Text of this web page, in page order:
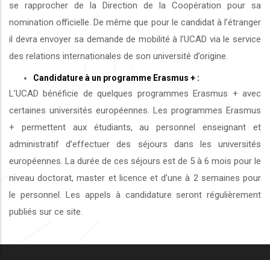
se rapprocher de la Direction de la Coopération pour sa
nomination officielle. De même que pour le candidat à l’étranger
il devra envoyer sa demande de mobilité à l’UCAD via le service
des relations internationales de son université d’origine.
Candidature à un programme Erasmus + :
L’UCAD bénéficie de quelques programmes Erasmus + avec
certaines universités européennes. Les programmes Erasmus
+ permettent aux étudiants, au personnel enseignant et
administratif d’effectuer des séjours dans les universités
européennes. La durée de ces séjours est de 5 à 6 mois pour le
niveau doctorat, master et licence et d’une à 2 semaines pour
le personnel. Les appels à candidature seront régulièrement
publiés sur ce site.